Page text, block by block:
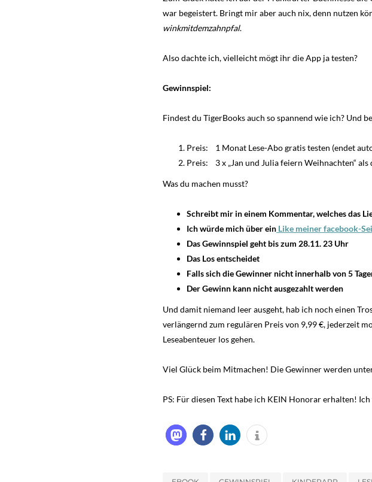
war begeistert. Bringt mir aber auch nix, denn nutzen
winkmitdemzahnpfal.
Also dachte ich, vielleicht mögt ihr die App ja testen?
Gewinnspiel:
Findest du TigerBooks auch so spannend wie ich? Und
Preis: 1 Monat Lese-Abo gratis testen (endet
Preis: 3 x „Jan und Julia feiern Weihnachten“
Was du machen musst?
Schreibt mir in einem Kommentar, welches das
Ich würde mich über ein Like meiner facebook-
Das Gewinnspiel geht bis zum 28.11. 23 Uhr
Das Los entscheidet
Falls sich die Gewinner nicht innerhalb von 5
Der Gewinn kann nicht ausgezahlt werden
Und damit niemand leer ausgeht, hab ich noch einen
verlängernd zum regulären Preis von 9,99 €, jederzeit
Leseabenteuer los gehen.
Viel Glück beim Mitmachen! Die Gewinner werden
PS: Für diesen Text habe ich KEIN Honorar erhalten!